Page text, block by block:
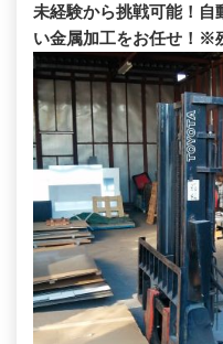
未経験から挑戦可能！自
い金属加工をお任せ！※